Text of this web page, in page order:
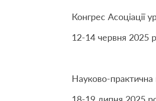
Конгрес Асоціації
12-14 червня 2025
Науково-практична